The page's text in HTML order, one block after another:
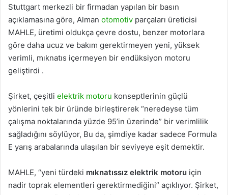
Stuttgart merkezli bir firmadan yapılan bir basın
açıklamasına göre, Alman otomotiv parçaları üreticisi
MAHLE, üretimi oldukça çevre dostu, benzer motorlara
göre daha ucuz ve bakım gerektirmeyen yeni, yüksek
verimli, mıknatıs içermeyen bir endüksiyon motoru
geliştirdi .
Şirket, çeşitli elektrik motoru konseptlerinin güçlü
yönlerini tek bir üründe birleştirerek “neredeyse tüm
çalışma noktalarında yüzde 95’in üzerinde” bir verimlilik
sağladığını söylüyor, Bu da, şimdiye kadar sadece Formula
E yarış arabalarında ulaşılan bir seviyeye eşit demektir.
MAHLE, “yeni türdeki mıknatıssız elektrik motoru için
nadir toprak elementleri gerektirmediğini” açıklıyor. Şirket,